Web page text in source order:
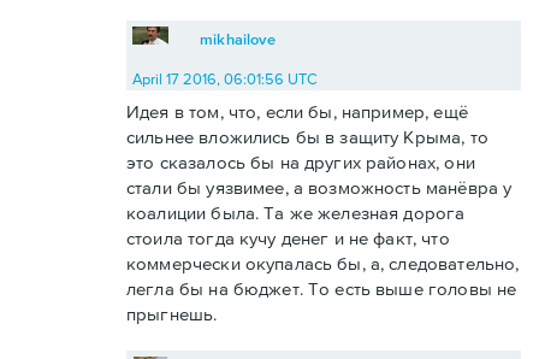
mikhailove
April 17 2016, 06:01:56 UTC
Идея в том, что, если бы, например, ещё
сильнее вложились бы в защиту Крыма, то
это сказалось бы на других районах, они
стали бы уязвимее, а возможность манёвра у
коалиции была. Та же железная дорога
стоила тогда кучу денег и не факт, что
коммерчески окупалась бы, а, следовательно,
легла бы на бюджет. То есть выше головы не
прыгнешь.